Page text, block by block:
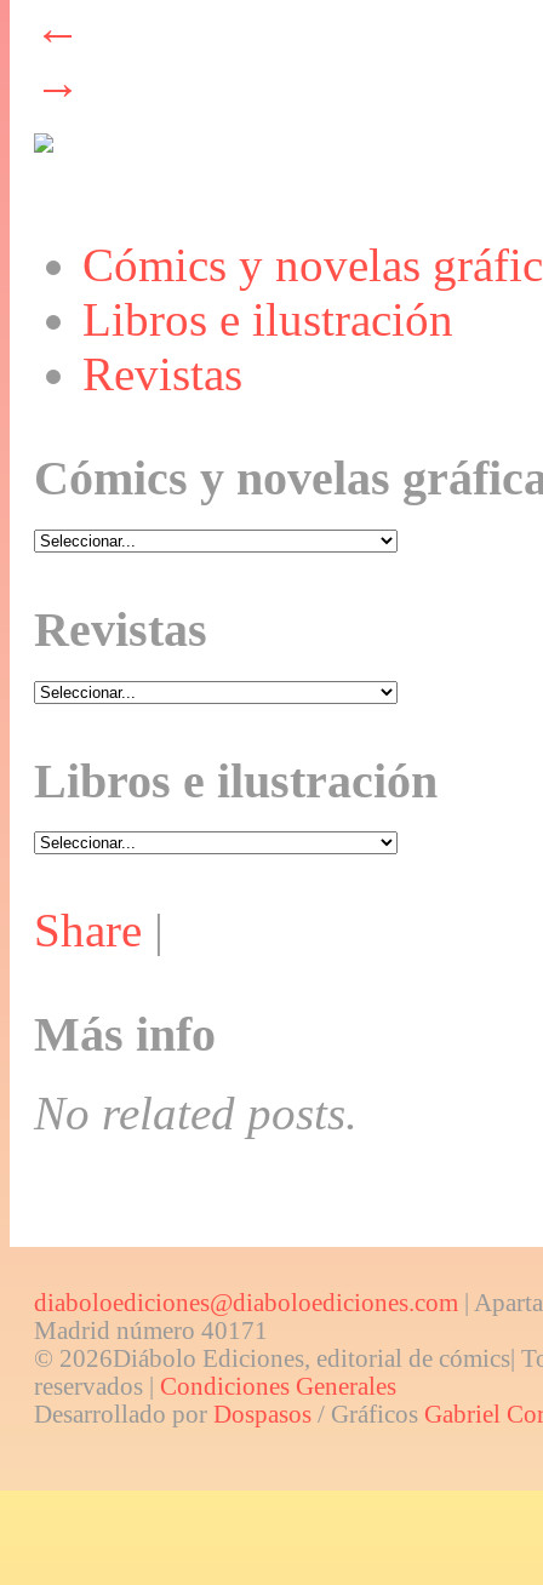
←
→
Cómics y novelas
Libros e ilustración
Revistas
Cómics y novelas
Revistas
Libros e ilustración
Share |
Más info
No related posts.
diaboloediciones@diaboloediciones.com |
Madrid número 40171
© 2026Diábolo Ediciones, editorial de cómics|
reservados | Condiciones Generales
Desarrollado por Dospasos / Gráficos Gabriel